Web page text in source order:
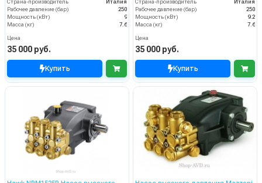
Страна-производитель
Италия
Рабочее давление (бар)
250
Мощность (кВт)
9
Масса (кг)
7.6
Цена
35 000 руб.
Купить
Страна-производитель
Италия
Рабочее давление (бар)
250
Мощность (кВт)
9.2
Масса (кг)
7.6
Цена
35 000 руб.
Купить